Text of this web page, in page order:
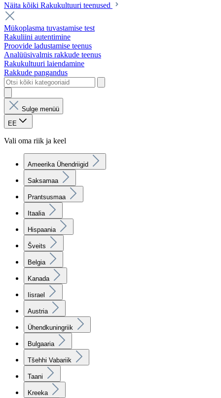
Näita kõiki Rakukultuuri teenused
Mükoplasma tuvastamise test
Rakuliini autentimine
Proovide ladustamise teenus
Analüüsivalmis rakkude teenus
Rakukultuuri laiendamine
Rakkude pangandus
Sulge menüü
EE
Vali oma riik ja keel
Ameerika Ühendriigid
Saksamaa
Prantsusmaa
Itaalia
Hispaania
Šveits
Belgia
Kanada
Iisrael
Austria
Ühendkuningriik
Bulgaaria
Tšehhi Vabariik
Taani
Kreeka